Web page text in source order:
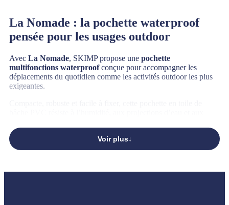
La Nomade : la pochette waterproof
pensée pour les usages outdoor
Avec La Nomade, SKIMP propose une pochette
multifonctions waterproofconçue pour accompagner les
déplacements du quotidien comme les activités outdoor les plus
exigeantes.
Pensée pour les profils actifs, elle combine praticité, résistance et
modularité dans un format facile à transporter partout.
Une pochette pensée dans les moindres
Voir plus